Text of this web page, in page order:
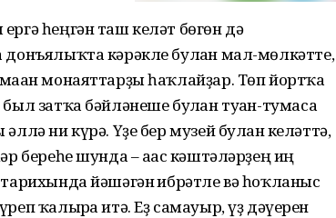
һеңгән таш келәт бөгөн дә
кәрәкле булған мал-мөлкәтте,
монаяттарҙы һаҡлайҙар. Төп йортҡа
затҡа бәйләнеше булған туған-тумаса
ни күрә. Үҙе бер музей булған келәттә,
береһе шунда – ағас кәштәләрҙең иң
йәшәгән ғибрәтле вә һоҡланғыс
ҡалырға итә. Еҙ самауыр, үҙ дәүерен